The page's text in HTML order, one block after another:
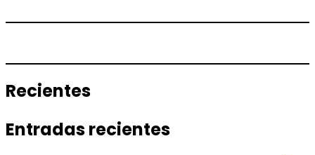
Recientes
Entradas recientes